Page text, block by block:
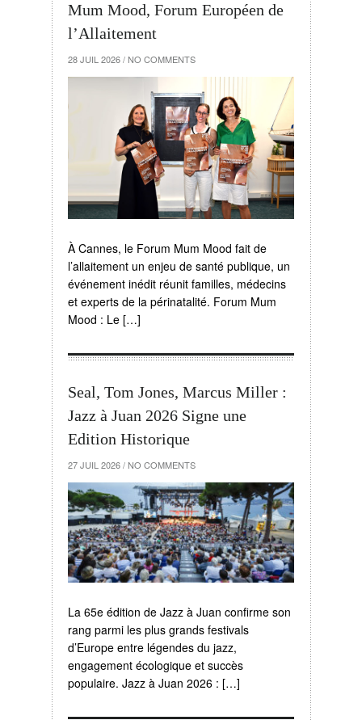
Mum Mood, Forum Européen de
l’Allaitement
28 JUIL 2026 / NO COMMENTS
À Cannes, le Forum Mum Mood fait de
l’allaitement un enjeu de santé publique, un
événement inédit réunit familles, médecins
et experts de la périnatalité. Forum Mum
Mood : Le […]
Seal, Tom Jones, Marcus Miller :
Jazz à Juan 2026 Signe une
Edition Historique
27 JUIL 2026 / NO COMMENTS
La 65e édition de Jazz à Juan confirme son
rang parmi les plus grands festivals
d’Europe entre légendes du jazz,
engagement écologique et succès
populaire. Jazz à Juan 2026 : […]